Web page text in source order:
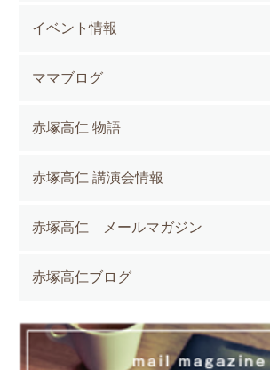
イベント情報
ママブログ
赤塚高仁 物語
赤塚高仁 講演会情報
赤塚高仁 メールマガジン
赤塚高仁ブログ